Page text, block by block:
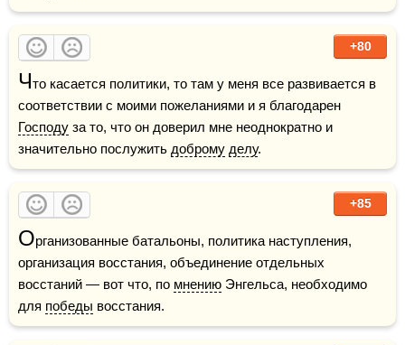
+80
Что касается политики, то там у меня все развивается в
Господу за то, что он доверил мне неоднократно и
значительно послужить доброму делу.
+85
Организованные батальоны, политика наступления,
организация восстания, объединение отдельных
восстаний — вот что, по мнению Энгельса, необходимо
для победы восстания.